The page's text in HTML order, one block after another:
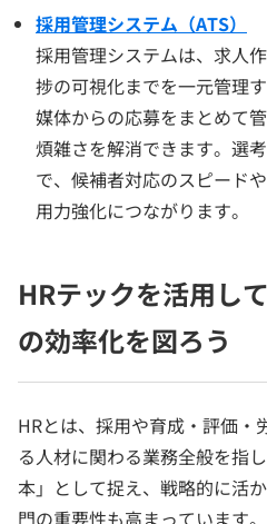
採用管理システム（ATS）
採用管理システムは、求人
捗の可視化までを一元管理
媒体からの応募をまとめて
煩雑さを解消できます。選
で、候補者対応のスピード
用力強化につながります。
HRテックを活用し
の効率化を図ろう
HRとは、採用や育成・評価・
る人材に関わる業務全般を指
本」として捉え、戦略的に活